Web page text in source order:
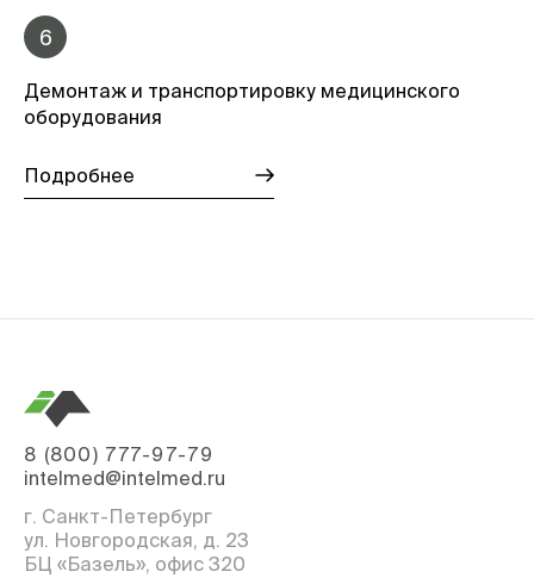
6
Демонтаж и транспортировку медицинского
оборудования
Подробнее
8 (800) 777-97-79
intelmed@intelmed.ru
г. Санкт-Петербург
ул. Новгородская, д. 23
БЦ «Базель», офис 320